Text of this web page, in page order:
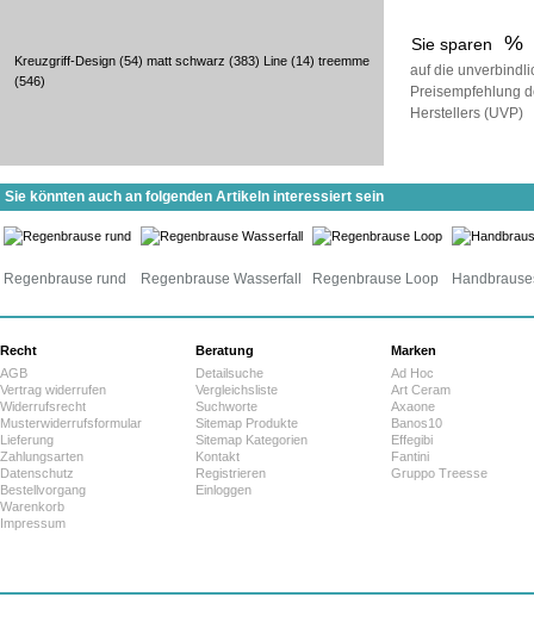
Sie sparen %
auf die
Preisempfehlung
Herstellers (UVP)
Kreuzgriff-Design (54) matt schwarz (383) Line (14) treemme
(546)
Sie könnten auch an folgenden Artikeln interessiert sein
Regenbrause rund Regenbrause Wasserfall Regenbrause Loop
Recht
AGB
Vertrag widerrufen
Widerrufsrecht
Musterwiderrufsformular
Lieferung
Zahlungsarten
Datenschutz
Bestellvorgang
Warenkorb
Impressum
Beratung
Detailsuche
Vergleichsliste
Suchworte
Sitemap Produkte
Sitemap Kategorien
Kontakt
Registrieren
Einloggen
Marken
Ad Hoc
Art Ceram
Axaone
Banos10
Effegibi
Fantini
Gruppo Treesse